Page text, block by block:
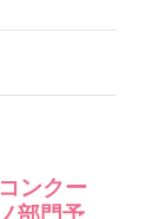
ンクー